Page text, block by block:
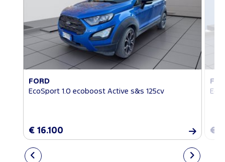
FORD
EcoSport 1.0 ecoboost Active s&s 125cv
€ 16.100 €